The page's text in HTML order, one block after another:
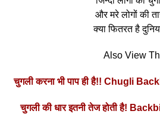
और मरे लोगों की
क्‍या फितरत है
Also View
चुगली करना भी पाप ही है!! Chugli
चुगली की धार इतनी तेज होती है!